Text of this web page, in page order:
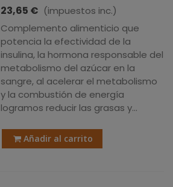
23,65 € (impuestos inc.)
Complemento alimenticio que
potencia la efectividad de la
insulina, la hormona responsable del
metabolismo del azúcar en la
sangre, al acelerar el metabolismo
y la combustión de energía
logramos reducir las grasas y...
Añadir al carrito